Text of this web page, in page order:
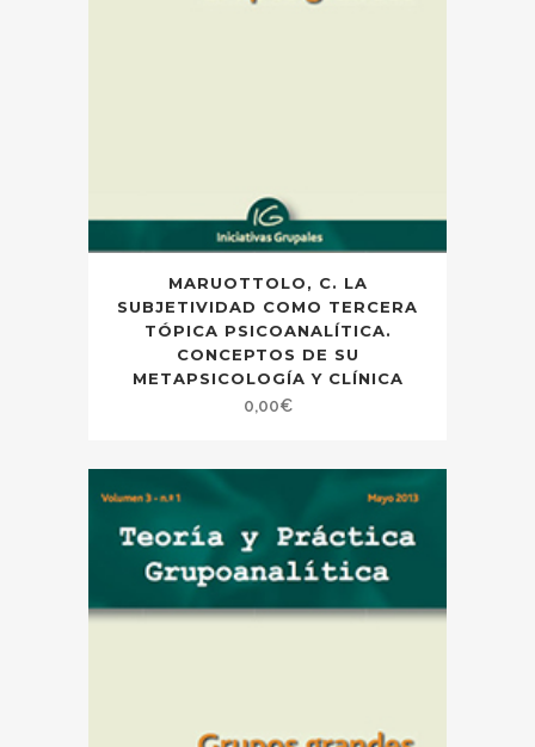
MARUOTTOLO, C. LA
SUBJETIVIDAD COMO TERCERA
TÓPICA PSICOANALÍTICA.
CONCEPTOS DE SU
METAPSICOLOGÍA Y CLÍNICA
0,00€